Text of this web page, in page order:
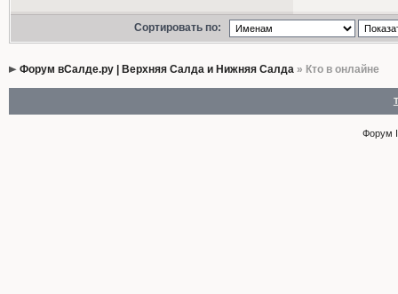
Сортировать по:
Форум вСалде.ру | Верхняя Салда и Нижняя Салда» Кто в онлайне
Форум